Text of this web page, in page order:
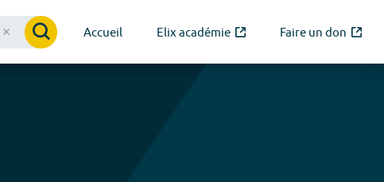
Accueil Elix académie Faire un don